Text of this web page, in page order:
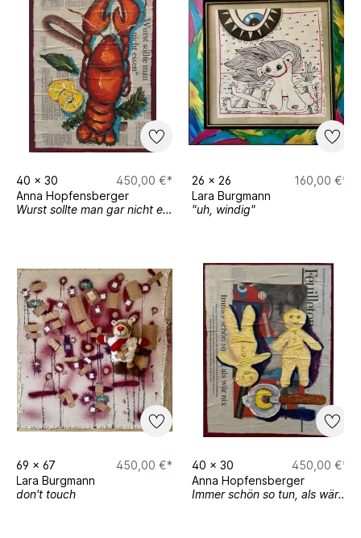
40 x 30
450,00 €*
Anna Hopfensberger
Wurst sollte man gar nicht essen
26 x 26
160,00 €*
Lara Burgmann
"uh, windig"
69 x 67
450,00 €*
Lara Burgmann
don't touch
40 x 30
450,00 €*
Anna Hopfensberger
Immer schön so tun, als wär nix